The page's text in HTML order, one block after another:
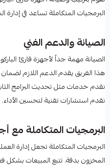
البرمجيات المتكاملة تساعد في إدارة
الصيانة والدعم الفني
الصيانة مهمة جداً لأجهزة قارئ
هذا الفريق يقدم الدعم اللازم
نقدم خدمات مثل تحديث البرامج
نقدم استشارات تقنية لتحسين الأداء.
البرمجيات المتكاملة مع
البرمجيات المتكاملة تجعل إدارة
المخزون بدقة. تتبع المبيعات بشكل